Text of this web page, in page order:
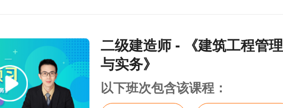
二级建造师 - 《建筑工程管理
与实务》
以下班次包含该课程：